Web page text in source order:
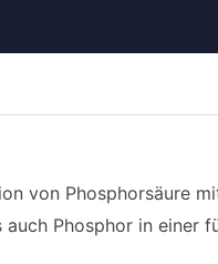
von Phosphorsäure
Phosphor in einer